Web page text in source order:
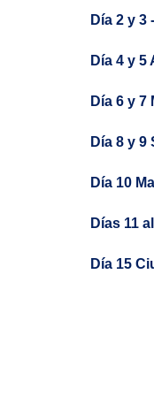
Día 2 y 3
Día 4 y 5
Día 6 y 7
Día 8 y 9
Día 10
Días 11
Día 15